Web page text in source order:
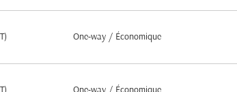
One-way / Économique